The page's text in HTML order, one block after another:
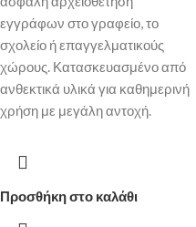
εγγράφων στο γραφείο, το
σχολείο ή επαγγελματικούς
χώρους. Κατασκευασμένο από
ανθεκτικά υλικά για καθημερινή
χρήση με μεγάλη αντοχή.
Προσθήκη στο καλάθι